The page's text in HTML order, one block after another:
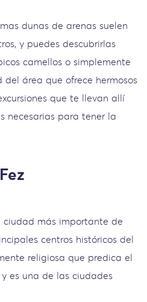
dunas de arenas suelen
y puedes descubrirlas
camellos o simplemente
área que ofrece hermosos
que te llevan allí
necesarias para tener la
más importante de
centros históricos del
religiosa que predica el
es una de las ciudades